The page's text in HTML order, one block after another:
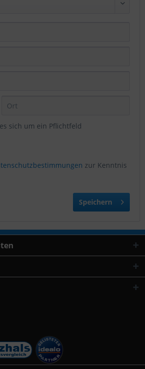
sich um ein Pflichtfeld
zur Kenntnis
Speichern